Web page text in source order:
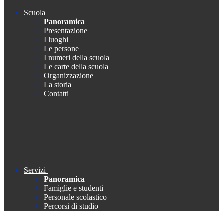
Scuola
Panoramica
Presentazione
I luoghi
Le persone
I numeri della scuola
Le carte della scuola
Organizzazione
La storia
Contatti
Servizi
Panoramica
Famiglie e studenti
Personale scolastico
Percorsi di studio